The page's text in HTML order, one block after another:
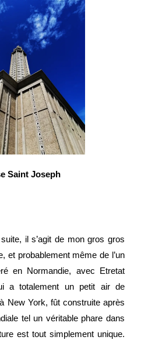
Saint Joseph
il s’agit de mon gros gros
et probablement même de l’un
en Normandie, avec Etretat
a totalement un petit air de
New York, fût construite après
tel un véritable phare dans
est tout simplement unique.